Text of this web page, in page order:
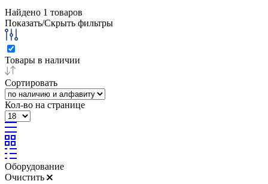
Найдено 1 товаров
Показать/Скрыть фильтры
Товары в наличии
Сортировать
Кол-во на странице
Оборудование
Очистить